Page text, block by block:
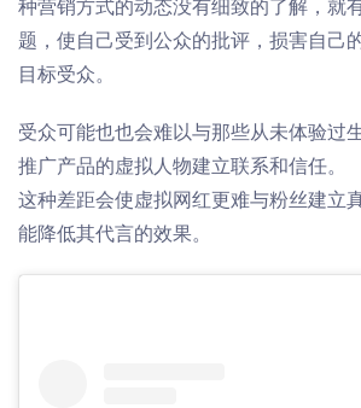
种营销方式的动态没有细致的了解，就
题，使自己受到公众的批评，损害自己
目标受众。
受众可能也也会难以与那些从未体验过
推广产品的虚拟人物建立联系和信任。
这种差距会使虚拟网红更难与粉丝建立
能降低其代言的效果。